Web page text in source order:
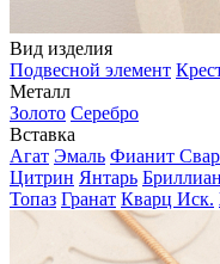
Вид изделия
Подвесной элемент
Металл
Золото Серебро
Вставка
Агат Эмаль Фианит
Цитрин Янтарь
Топаз Гранат Кварц Иск.